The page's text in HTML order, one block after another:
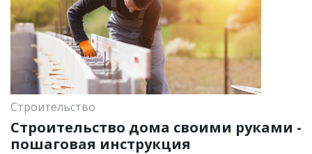
Строительство
Строительство дома своими руками -
пошаговая инструкция